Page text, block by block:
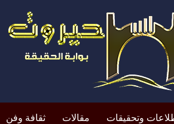
وتحقيقات مقالات ثقافة وفن